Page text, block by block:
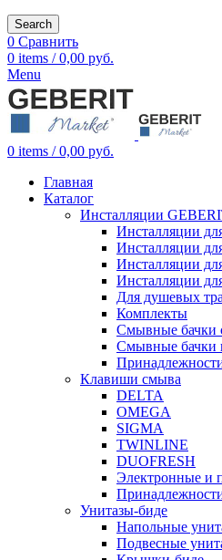
Search
0 Сравнить
0 items / 0,00 руб.
Menu
0 items / 0,00 руб.
Главная
Каталог
Инсталляции
Инсталляции
Инсталляции
Инсталляции
Инсталляции
Для душевых
Комплекты
Смывные бачки
Смывные бачки
Клавиши смыва
DELTA
OMEGA
SIGMA
TWINLINE
DUOFRESH
Электронные и
Унитазы-биде
Напольные
Подвесные